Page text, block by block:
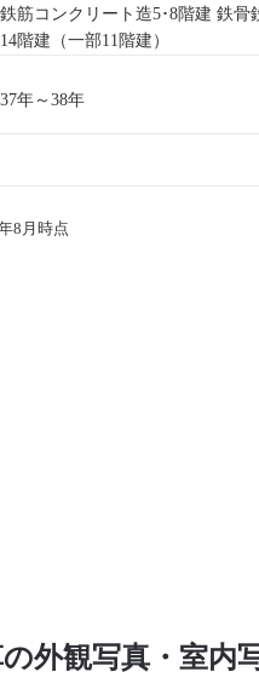
鉄筋コンクリート造5･8階建 鉄骨
14階建（一部11階建）
37年～38年
8月時点
の外観写真・室内